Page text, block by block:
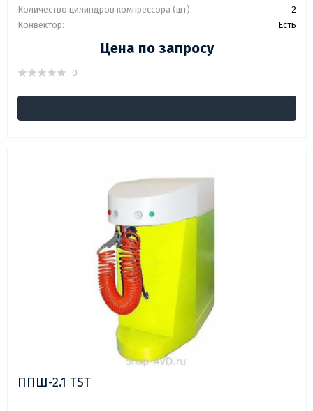
Количество цилиндров компрессора (шт):
2
Конвектор:
Есть
Цена по запросу
0
ППШ-2.1 TST